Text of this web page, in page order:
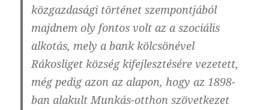
közgazdasági történet szempontjából
majdnem oly fontos volt az a szociális
alkotás, mely a bank kölcsönével
Rákosliget község kifejlesztésére vezetett,
még pedig azon az alapon, hogy az 1898-
ban alakult Munkás-otthon szövetkezet